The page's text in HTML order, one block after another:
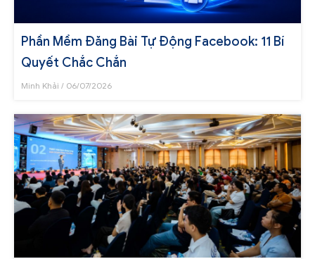
Phần Mềm Đăng Bài Tự Động Facebook: 11 Bí
Quyết Chắc Chắn
Minh Khải 06/07/2026